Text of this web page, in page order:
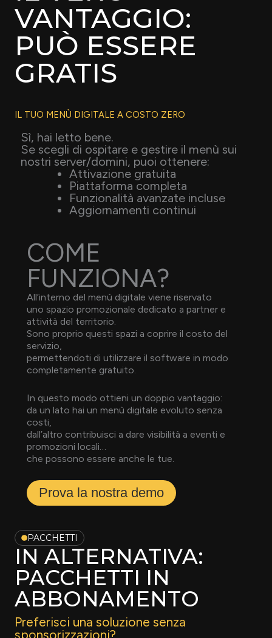
VANTAGGIO:
PUÒ ESSERE
GRATIS
IL TUO MENÙ DIGITALE A COSTO ZERO
Sì, hai letto bene.
Se scegli di ospitare e gestire il menù sui
nostri server/domini, puoi ottenere:
Attivazione gratuita
Piattaforma completa
Funzionalità avanzate incluse
Aggiornamenti continui
COME
FUNZIONA?
All’interno del menù digitale viene riservato
uno spazio promozionale dedicato a partner e
attività del territorio.
Sono proprio questi spazi a coprire il costo del
servizio,
permettendoti di utilizzare il software in modo
completamente gratuito.
In questo modo ottieni un doppio vantaggio:
da un lato hai un menù digitale evoluto senza
costi,
dall’altro contribuisci a dare visibilità a eventi e
promozioni locali…
che possono essere anche le tue.
Prova la nostra demo
PACCHETTI
IN ALTERNATIVA:
PACCHETTI IN
ABBONAMENTO
Preferisci una soluzione senza
sponsorizzazioni?